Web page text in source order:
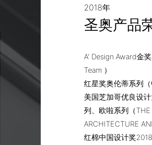
2018年
圣奥产品
A' Design Award金
Team ）
红星奖奥伦蒂系列
美国芝加哥优良设
列、欧啦系列（
ARCHITECTURE
红棉中国设计奖